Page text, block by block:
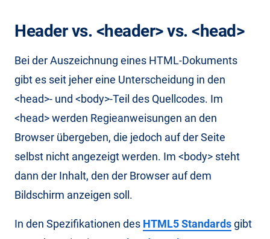
Header vs. <header> vs. <head>
Bei der Auszeichnung eines HTML-Dokuments
gibt es seit jeher eine Unterscheidung in den
<head>- und <body>-Teil des Quellcodes. Im
<head> werden Regieanweisungen an den
Browser übergeben, die jedoch auf der Seite
selbst nicht angezeigt werden. Im <body> steht
dann der Inhalt, den der Browser auf dem
Bildschirm anzeigen soll.
In den Spezifikationen des HTML5 Standardsgibt